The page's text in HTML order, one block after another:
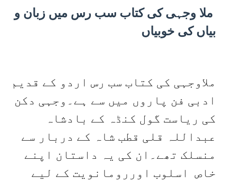
ملا وجہی کی کتاب سب رس میں زبان و
بیاں کی خوبیاں
ملاوجہی کی کتاب سب رس اردو کے قدیم
ادبی فن پاروں میں سے ہے۔وجہی دکن
کی ریاست گول کنڈہ کے بادشاہ
عبداللہ قلی قطب شاہ کے دربار سے
منسلک تھے۔ان کی یہ داستان اپنے
خاص اسلوب اوررومانویت کے لیے